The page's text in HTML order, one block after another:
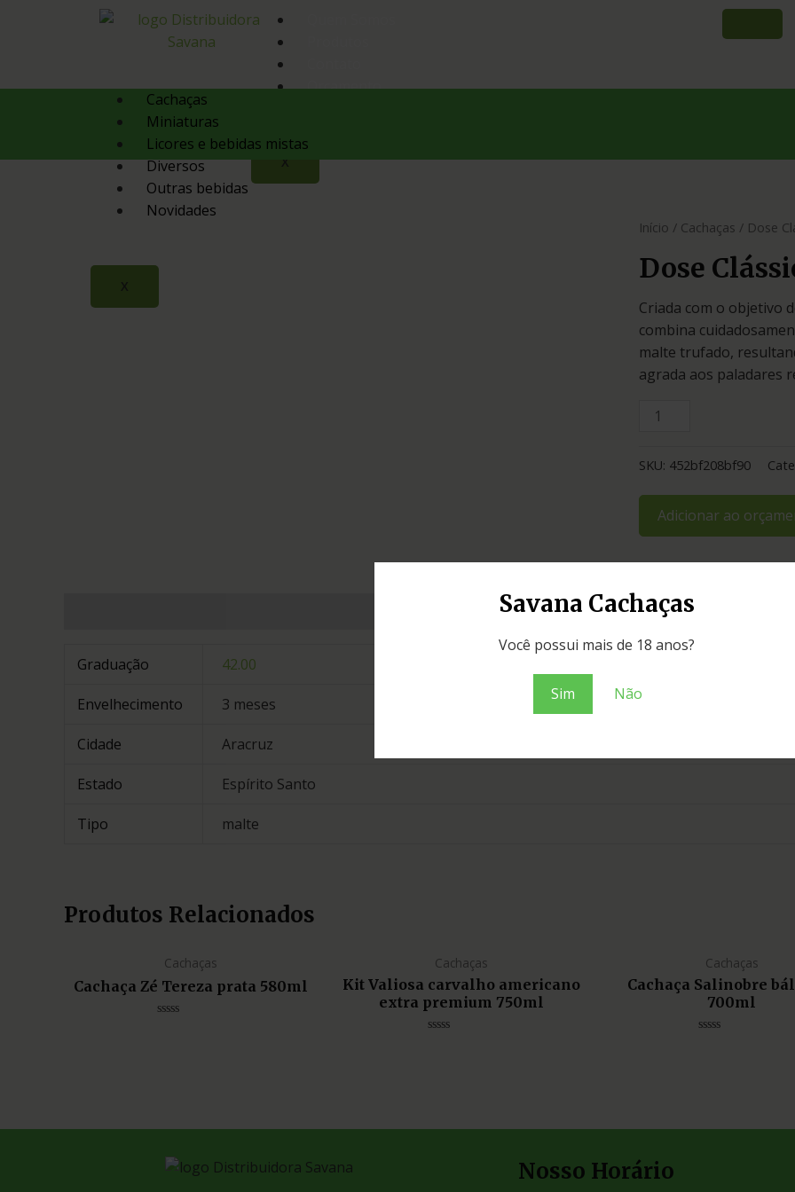
Savana Cachaças
Você possui mais de 18 anos?
Sim Não
Orçamento
X
Cachaças
Miniaturas
Licores e bebidas mistas
Diversos
Outras bebidas
Novidades
X
Início / Cachaças / Dose
Dose
Criada com o objetivo
combina
malte trufado,
agrada aos paladares
SKU: 452bf208bf90
Adicionar ao
Graduação 42.00
Envelhecimento 3 meses
Cidade Aracruz
Estado Espírito Santo
Tipo malte
Produtos Relacionados
Cachaças
Cachaça Zé Tereza prata 580ml
Cachaças
Kit Valiosa carvalho americano
extra premium 750ml
Cachaças
Cachaça Salinobre
700ml
Nosso Horário